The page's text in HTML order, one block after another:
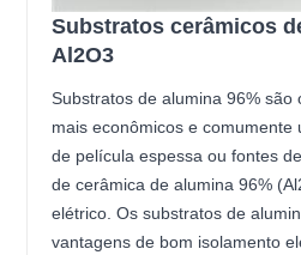
Substratos cerâmicos
Al2O3
Substratos de alumina 96% são
mais econômicos e comumente
de película espessa ou fontes
de cerâmica de alumina 96%
elétrico. Os substratos de
vantagens de bom isolamento